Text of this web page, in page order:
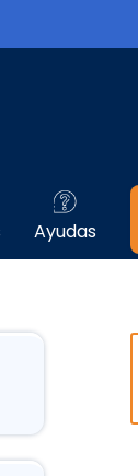
Ayudas